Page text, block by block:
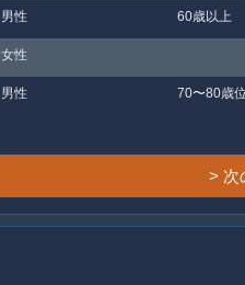
男性 60歳以上
女性
男性 70〜80歳位
> 次